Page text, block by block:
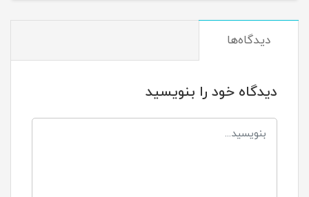
دیدگاه‌ها
دیدگاه خود را بنویسید